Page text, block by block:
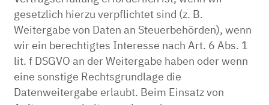
gesetzlich hierzu verpflichtet sind (z. B.
Weitergabe von Daten an Steuerbehörden), wenn
wir ein berechtigtes Interesse nach Art. 6 Abs. 1
lit. f DSGVO an der Weitergabe haben oder wenn
eine sonstige Rechtsgrundlage die
Datenweitergabe erlaubt. Beim Einsatz von